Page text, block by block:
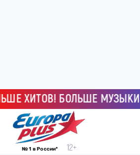
БОЛЬШЕ МУЗЫКИ!
№ 1 в России*